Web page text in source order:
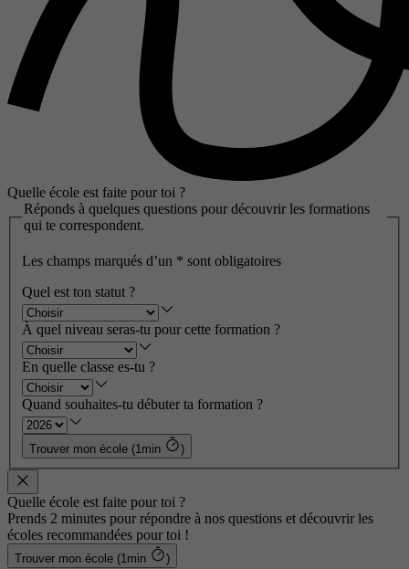
Quelle école est faite pour toi ?
Réponds à quelques questions pour découvrir les formations
qui te correspondent.
Les champs marqués d’un * sont obligatoires
Quel est ton statut ?
À quel niveau seras-tu pour cette formation ?
En quelle classe es-tu ?
Quand souhaites-tu débuter ta formation ?
Trouver mon école (1min )
Quelle école est faite pour toi ?
Prends 2 minutes pour répondre à nos questions et découvrir les
écoles recommandées pour toi !
Trouver mon école (1min )